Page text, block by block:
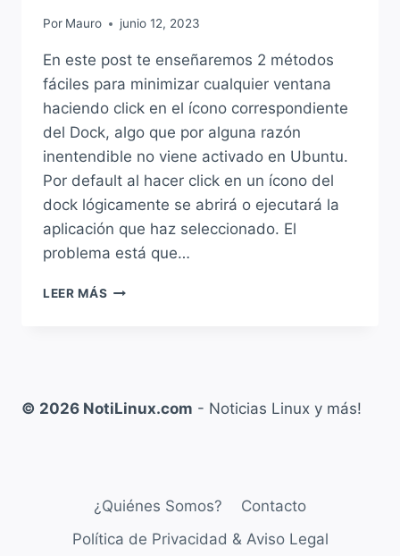
Por Mauro junio 12, 2023
En este post te enseñaremos 2 métodos
fáciles para minimizar cualquier ventana
haciendo click en el ícono correspondiente
del Dock, algo que por alguna razón
inentendible no viene activado en Ubuntu.
Por default al hacer click en un ícono del
dock lógicamente se abrirá o ejecutará la
aplicación que haz seleccionado. El
problema está que…
LEER MÁS VIDEO:
PARA
CLIC
EN
© 2026 NotiLinux.com - Noticias Linux y más!
¿Quiénes Somos?
Contacto
Política de Privacidad & Aviso Legal